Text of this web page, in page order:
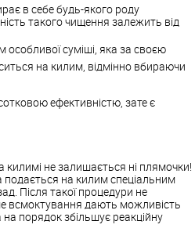
в себе будь-якого роду
такого чищення залежить від
особливої ​​суміші, яка за своєю
на килим, відмінно вбираючи
ефективністю, зате є
килимі не залишається ні плямочки!
на килим спеціальним
Після такої процедури не
всмоктування дають можливість
порядок збільшує реакційну